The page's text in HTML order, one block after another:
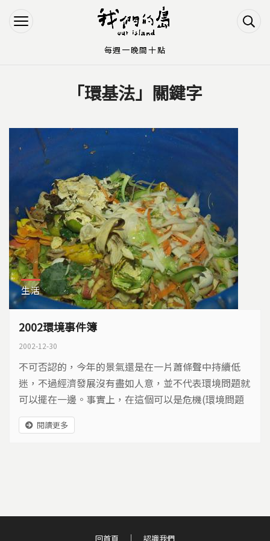
Jump to Navigation
Jump to Main content
「環基法」關鍵字
生活
2002環境事件簿
2002-12-30
不可否認的，今年的景氣還是在一片蕭條聲中持續低
迷，不過經濟發展沒有盡如人意，並不代表環境問題就
可以擺在一邊。事實上，在這個可以是危機(環境問題
被刻意忽略)，但也可以是轉機(環境壓力暫時舒緩)的時
候，正好是大家可以坐下來運籌帷幄的時候。 舊帳算
閱讀更多
回首頁 認識我們
每週一晚間十點